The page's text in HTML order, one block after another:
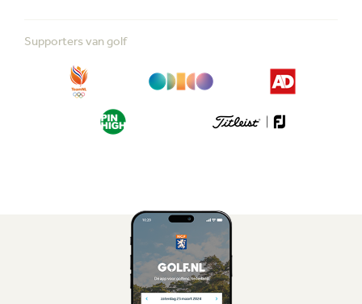
Supporters van golf